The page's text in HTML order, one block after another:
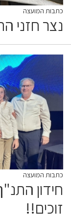
כתבות המועצה
נצר חזני
כתבות המועצה
חידון
זוכים!!